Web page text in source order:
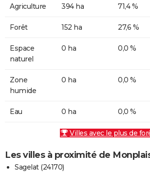
Agriculture 394 ha 71,4 %
Forêt 152 ha 27,6 %
Espace
naturel
0 ha 0,0 %
Zone
humide
0 ha 0,0 %
Eau 0 ha 0,0 %
Villes avec le plus de
Les villes à proximité de
Sagelat (24170)